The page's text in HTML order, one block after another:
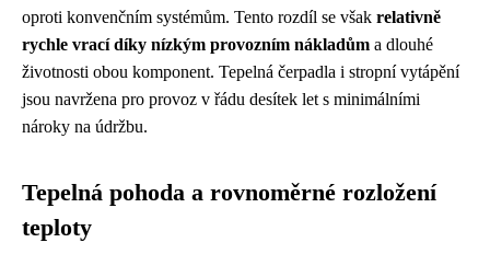
oproti konvenčním systémům. Tento rozdíl se však relativně
rychle vrací díky nízkým provozním nákladům a dlouhé
životnosti obou komponent. Tepelná čerpadla i stropní vytápění
jsou navržena pro provoz v řádu desítek let s minimálními
nároky na údržbu.
Tepelná pohoda a rovnoměrné rozložení
teploty